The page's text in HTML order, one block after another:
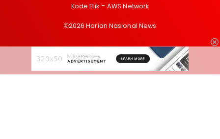
Kode Etik
AWS Network
©2026 Harian Nasional News